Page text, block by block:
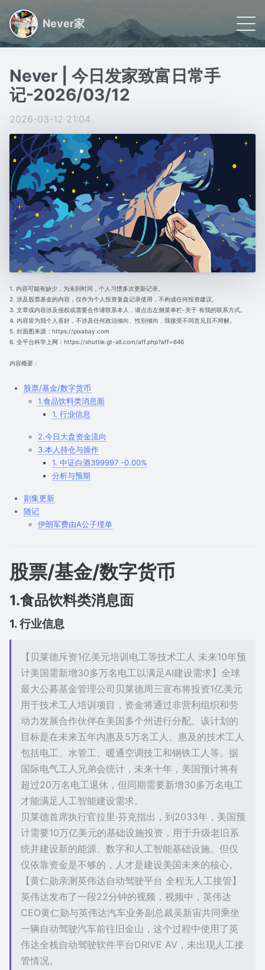
Never家
📝 文章
🏷 分类
🙋🏻 关于
日常小事记录,联系我请看关于
Powered byGridea
Never | 今日发家致富日常手
记-2026/03/12
2026-03-12 21:04
1. 内容可能有缺少，为未到时间，个人习惯多次更新记录。
2. 涉及股票基金的内容，仅作为个人投资复盘记录使用，不构成任何投资建议。
3. 文章或内容涉及侵权或需要合作请联系本人，请点击左侧菜单栏-关于 有我的联系方式。
4. 内容皆为我个人喜好，不涉及任何政治倾向、性别倾向，我接受不同意见且不辩解。
5. 封面图来源：https://pixabay.com
6. 全平台科学上网：https://shuttle.gt-all.com/aff.php?aff=646
内容概要：
股票/基金/数字货币
1.食品饮料类消息面
1. 行业信息
2.今日大盘资金流向
3.本人持仓与操作
1. 中证白酒399997 -0.00%
分析与预期
剧集更新
随记
伊朗军费由A公子埋单
股票/基金/数字货币
1.食品饮料类消息面
1. 行业信息
【贝莱德斥资1亿美元培训电工等技术工人 未来10年预
计美国需新增30多万名电工以满足AI建设需求】全球
最大公募基金管理公司贝莱德周三宣布将投资1亿美元
用于技术工人培训项目，资金将通过非营利组织和劳
动力发展合作伙伴在美国多个州进行分配。该计划的
目标是在未来五年内惠及5万名工人。惠及的技术工人
包括电工、水管工、暖通空调技工和钢铁工人等。据
国际电气工人兄弟会统计，未来十年，美国预计将有
超过20万名电工退休，但同期需要新增30多万名电工
才能满足人工智能建设需求。
贝莱德首席执行官拉里·芬克指出，到2033年，美国预
计需要10万亿美元的基础设施投资，用于升级老旧系
统并建设新的能源、数字和人工智能基础设施。但仅
仅依靠资金是不够的，人才是建设美国未来的核心。
【黄仁勋亲测英伟达自动驾驶平台 全程无人工接管】
英伟达发布了一段22分钟的视频，视频中，英伟达
CEO黄仁勋与英伟达汽车业务副总裁吴新宙共同乘坐
一辆自动驾驶汽车前往旧金山，这个过程中使用了英
伟达全栈自动驾驶软件平台DRIVE AV，未出现人工接
管情况。